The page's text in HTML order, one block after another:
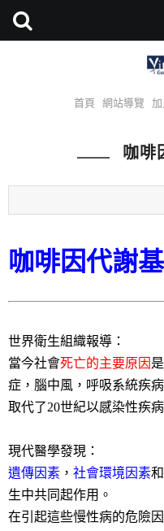
首頁 網站導覽
咖啡
咖啡因代謝
世界衛生組織報導：
當今社會死亡的主要原因 是
症，腦中風，呼吸系統疾
取代了20世紀以感染性疾
現代醫學發現：
遺傳因素 ， 社會環境因素和
生中共同起作用。
在引起這些慢性病的危險因